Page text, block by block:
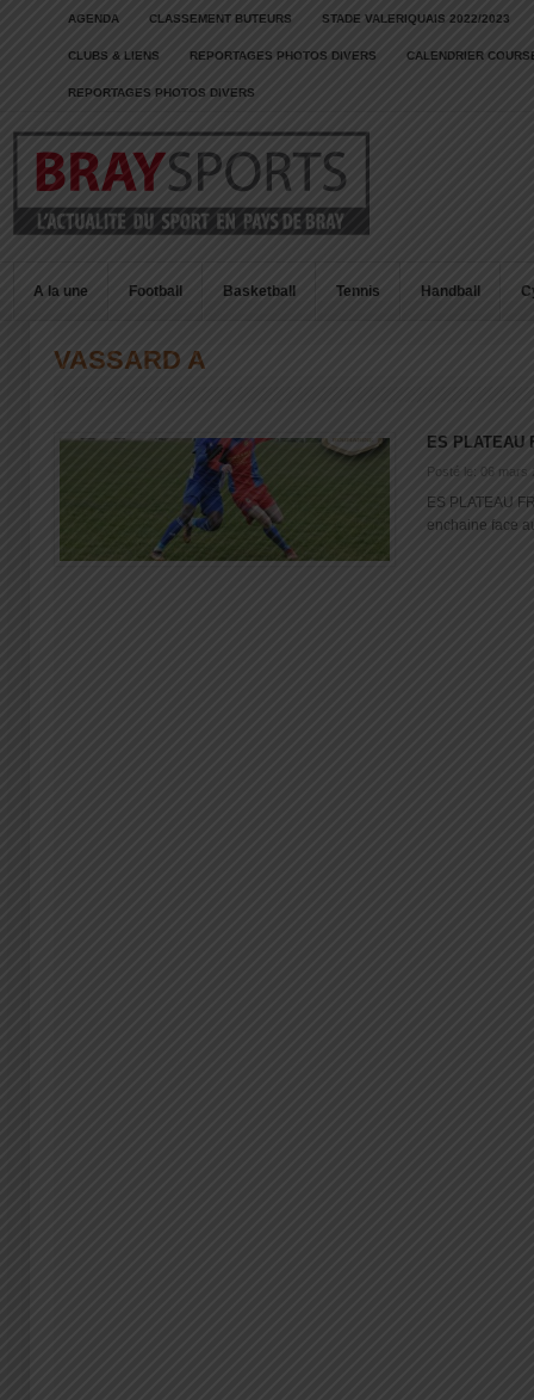
AGENDA CLASSEMENT BUTEURS STADE VALERIQUAIS 2022/2023
CLUBS & LIENS REPORTAGES PHOTOS DIVERS CALENDRIER
REPORTAGES PHOTOS DIVERS
A la une Football Basketball Tennis Handball
VASSARD A
ES PLATEAU
Posté le: 06 mars
ES PLATEAU
enchaine face